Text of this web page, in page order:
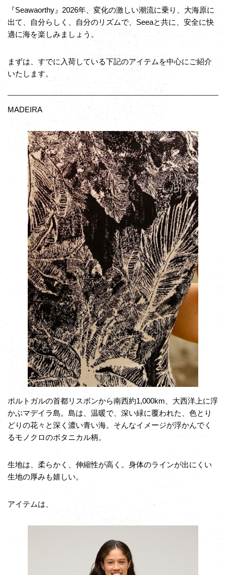
『Seawaorthy』2026年、変化の激しい潮流に乗り、大海原に
出て、自分らしく、自分のリズムで、Seeaと共に、安全に快
適に海を楽しみましょう。
まずは、すでに入荷している下記のアイテムを中心にご紹介
いたします。
MADEIRA
ポルトガルの首都リスボンから南西約1,000km、大西洋上に浮
かぶマデイラ島。島は、温暖で、深い緑に覆われた、色とり
どりの花々と深く濃い青い海。そんなイメージが浮かんでく
るモノクロのボタニカル柄。
生地は、柔らかく、伸縮性が高く。身体のラインが出にくい
生地の厚みも嬉しい。
アイテムは、